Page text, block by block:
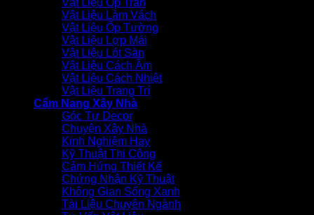
Vật Liệu Ốp Trần
Vật Liệu Làm Vách
Vật Liệu Ốp Tường
Vật Liệu Lợp Mái
Vật Liệu Lót Sàn
Vật Liệu Cách Âm
Vật Liệu Cách Nhiệt
Vật Liệu Trang Trí
Cẩm Nang Xây Nhà
Góc Tự Decor
Chuyện Xây Nhà
Kinh Nghiệm Hay
Kỹ Thuật Thi Công
Cảm Hứng Thiết Kế
Chứng Nhận Kỹ Thuật
Không Gian Sống Xanh
Tài Liệu Chuyên Ngành